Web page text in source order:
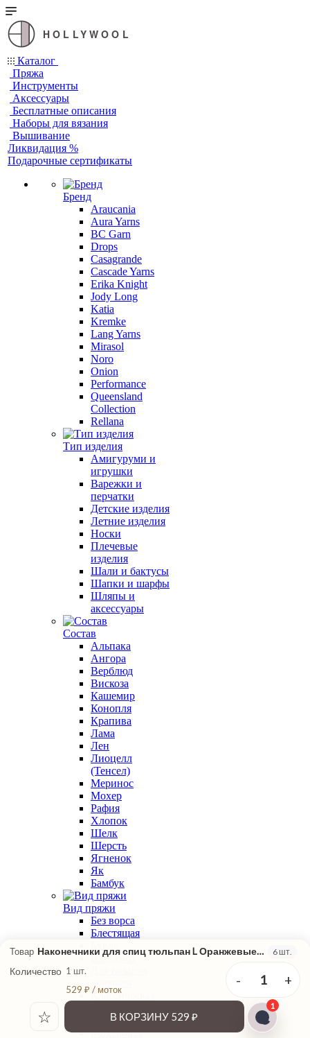
HOLLYWOOL
Каталог
Пряжа
Инструменты
Аксессуары
Бесплатные описания
Наборы для вязания
Вышивание
Ликвидация %
Подарочные сертификаты
Бренд
Araucania
Aura Yarns
BC Garn
Drops
Casagrande
Cascade Yarns
Erika Knight
Jody Long
Katia
Kremke
Lang Yarns
Mirasol
Noro
Onion
Performance
Queensland
Collection
Rellana
Тип изделия
Амигуруми и
игрушки
Варежки и
перчатки
Детские изделия
Летние изделия
Носки
Плечевые
изделия
Шали и бактусы
Шапки и шарфы
Шляпы и
аксессуары
Состав
Альпака
Ангора
Верблюд
Вискоза
Кашемир
Конопля
Крапива
Лама
Лен
Лиоцелл
(Тенсел)
Меринос
Мохер
Рафия
Хлопок
Шелк
Шерсть
Ягненок
Як
Бамбук
Вид пряжи
Без ворса
Блестящая
В подмот
Классическая
Меланжевая
Мохеровая
Товар Наконечники для спиц тюльпан L Оранжевые Tulip 6 шт.
Количество 1 шт.
529 ₽ / моток
- 1 +
☆ В КОРЗИНУ 529 ₽
1